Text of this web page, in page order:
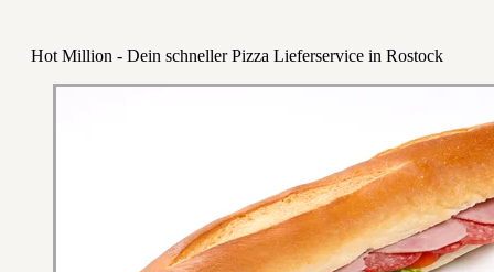
Hot Million - Dein schneller Pizza Lieferservice in Rostock